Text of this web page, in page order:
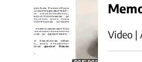
Video |